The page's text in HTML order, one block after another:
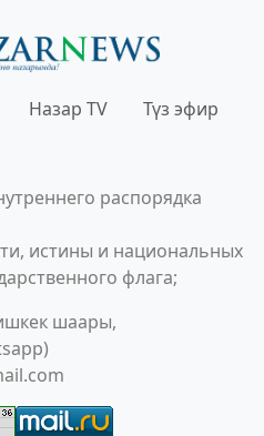
Назар TV Түз эфир
распорядка
истины и национальных
флага;
шаары,